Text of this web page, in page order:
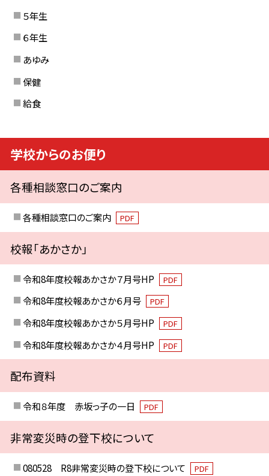
５年生
６年生
あゆみ
保健
給食
学校からのお便り
各種相談窓口のご案内
各種相談窓口のご案内 PDF
校報「あかさか」
令和8年度校報あかさか７月号HP PDF
令和8年度校報あかさか６月号 PDF
令和8年度校報あかさか５月号HP PDF
令和8年度校報あかさか４月号HP PDF
配布資料
令和８年度 赤坂っ子の一日 PDF
非常変災時の登下校について
080528 R8非常変災時の登下校について PDF